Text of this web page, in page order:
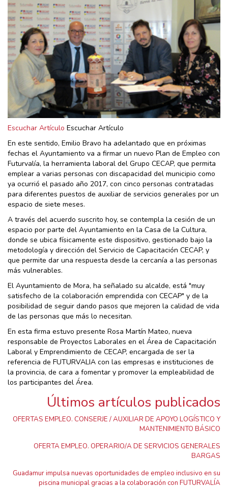
Escuchar Artículo Escuchar Artículo
En este sentido, Emilio Bravo ha adelantado que en próximas
fechas el Ayuntamiento va a firmar un nuevo Plan de Empleo con
Futurvalía, la herramienta laboral del Grupo CECAP, que permita
emplear a varias personas con discapacidad del municipio como
ya ocurrió el pasado año 2017, con cinco personas contratadas
para diferentes puestos de auxiliar de servicios generales por un
espacio de siete meses.
A través del acuerdo suscrito hoy, se contempla la cesión de un
espacio por parte del Ayuntamiento en la Casa de la Cultura,
donde se ubica físicamente este dispositivo, gestionado bajo la
metodología y dirección del Servicio de Capacitación CECAP, y
que permite dar una respuesta desde la cercanía a las personas
más vulnerables.
El Ayuntamiento de Mora, ha señalado su alcalde, está "muy
satisfecho de la colaboración emprendida con CECAP" y de la
posibilidad de seguir dando pasos que mejoren la calidad de vida
de las personas que más lo necesitan.
En esta firma estuvo presente Rosa Martín Mateo, nueva
responsable de Proyectos Laborales en el Área de Capacitación
Laboral y Emprendimiento de CECAP, encargada de ser la
referencia de FUTURVALIA con las empresas e instituciones de
la provincia, de cara a fomentar y promover la empleabilidad de
los participantes del Área.
Últimos artículos publicados
OFERTAS EMPLEO. CONSERJE / AUXILIAR DE APOYO LOGÍSTICO Y
MANTENIMIENTO BÁSICO
OFERTA EMPLEO. OPERARIO/A DE SERVICIOS GENERALES
BARGAS
Guadamur impulsa nuevas oportunidades de empleo inclusivo en su
piscina municipal gracias a la colaboración con FUTURVALÍA